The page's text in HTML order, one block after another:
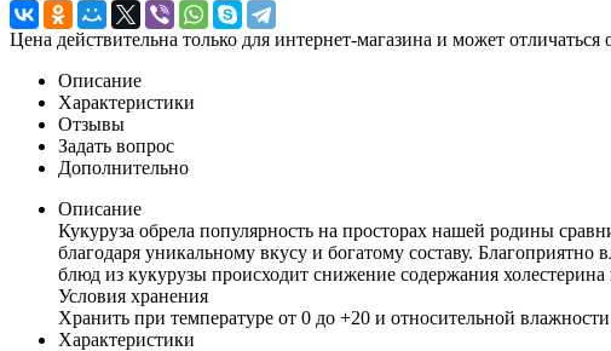
Цена действительна только для интернет-магазина и может
Описание
Характеристики
Отзывы
Задать вопрос
Дополнительно
Описание
Кукуруза обрела популярность на просторах нашей родины
благодаря уникальному вкусу и богатому составу.
блюд из кукурузы происходит снижение содержания холестерина
Условия хранения
Хранить при температуре от 0 до +20 и относительной
Характеристики